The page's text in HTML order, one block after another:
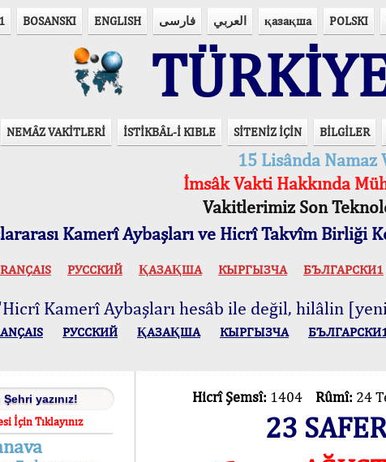
BOSANSKI ENGLISH فارسی العربي қазақша POLSKI
NEMÂZ VAKİTLERİ İSTİKBÂL-İ KIBLE SİTENİZ İÇİN BİLGİLER
15 Lisânda Namaz
İmsâk Vakti Hakkında
Vakitlerimiz Son
Kamerî Aybaşları ve Hicrî Takvîm Birliği
РУССКИЙ ҚАЗАҚША КЫPГЫЗЧA БЪЛГАРСКИ1
Kamerî Aybaşları hesâb ile değil, hilâlin
РУССКИЙ ҚАЗАҚША КЫPГЫЗЧA
İçin Tıklayınız
Hicrî Şemsî: 1404 Rûmî: 24
23